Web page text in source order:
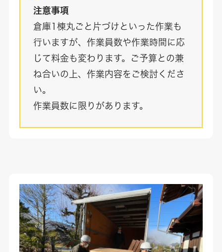
注意事項
倉庫1棟丸ごと片づけといった作業も
行いますが、作業員数や作業時間に応
じて料金も変わります。ご予算との兼
ね合いの上、作業内容をご検討くださ
い。
作業員数に限りがあります。